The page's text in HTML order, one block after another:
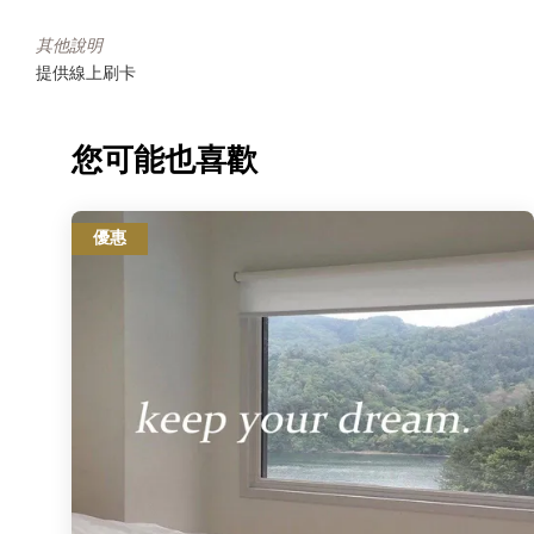
其他說明
提供線上刷卡
您可能也喜歡
優惠